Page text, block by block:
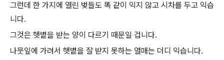
그런데 한 가지에 열린 벚들도 똑 같이 익지 않고 시차를 두고 익습
니다.
그것은 햇볕을 받는 양이 다르기 때문일 겁니다.
나뭇잎에 가려서 햇볕을 잘 받지 못하는 열매는 더디 익습니다.